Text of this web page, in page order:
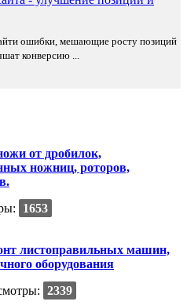
ошибки, мешающие росту позиций
конверсию ...
от дробилок,
ножниц, роторов,
1653
листоправильных машин,
оборудования
2339